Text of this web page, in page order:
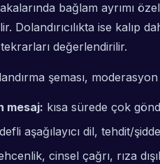
bağlam ayrımı
Dolandırıcılıkta ise
değerlendirilir.
şeması,
mesaj: kısa sürede çok
aşağılayıcı dil, tehdit/
cinsel çağrı, rıza